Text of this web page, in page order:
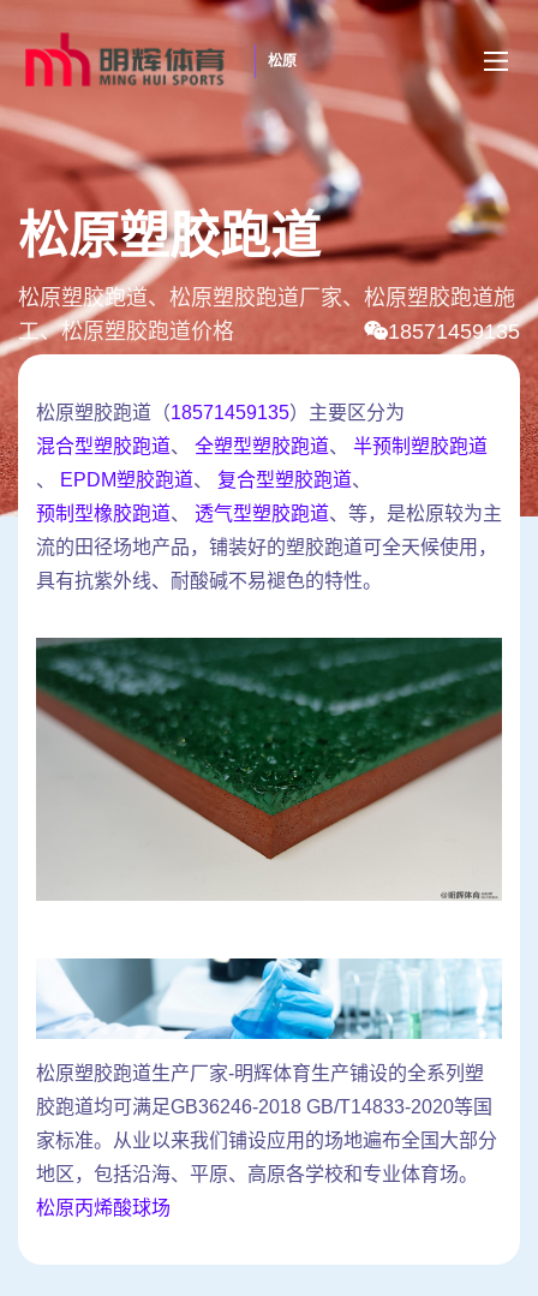
松原
松原塑胶跑道
松原塑胶跑道、松原塑胶跑道厂家、松原塑胶跑道施
工、松原塑胶跑道价格
18571459135
松原塑胶跑道（18571459135）主要区分为
混合型塑胶跑道、 全塑型塑胶跑道、 半预制塑胶跑道
、
EPDM塑胶跑道、 复合型塑胶跑道、
预制型橡胶跑道、 透气型塑胶跑道、等，是松原较为主
流的田径场地产品，铺装好的塑胶跑道可全天候使用，
具有抗紫外线、耐酸碱不易褪色的特性。
松原塑胶跑道生产厂家-明辉体育生产铺设的全系列塑
胶跑道均可满足GB36246-2018 GB/T14833-2020等国
家标准。从业以来我们铺设应用的场地遍布全国大部分
地区，包括沿海、平原、高原各学校和专业体育场。
松原丙烯酸球场